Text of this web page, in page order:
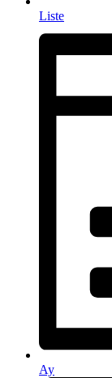
Liste
Ay